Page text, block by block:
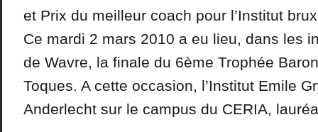
et Prix du meilleur coach pour l’Institut
Ce mardi 2 mars 2010 a eu lieu, dans les
de Wavre, la finale du 6ème Trophée
Toques. A cette occasion, l’Institut Emile
Anderlecht sur le campus du CERIA,